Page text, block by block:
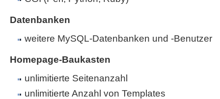
Datenbanken
weitere MySQL-Datenbanken und -Benutzer
Homepage-Baukasten
unlimitierte Seitenanzahl
unlimitierte Anzahl von Templates